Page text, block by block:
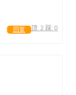
顶: 2 踩: 0
回复